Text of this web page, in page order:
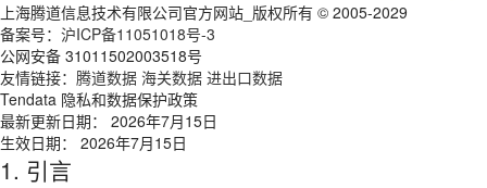
上海腾道信息技术有限公司官方网站_版权所有 © 2005-2029
备案号： 沪ICP备11051018号-3
公网安备 31011502003518号
友情链接： 腾道数据 海关数据 进出口数据
Tendata 隐私和数据保护政策
最新更新日期： 2026年7月15日
生效日期： 2026年7月15日
1. 引言